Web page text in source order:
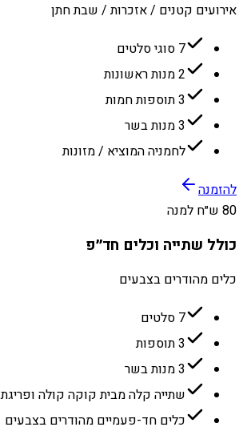
אירועים קטנים / אזכרות / שבת חתן
7 סוגי סלטים
2 מנות ראשונות
3 תוספות חמות
3 מנות בשר
לחמניה המוציא / מזונות
להזמנה
80 ש״ח למנה
כולל שתייה וכלים חד״פ
כלים מהודרים בצבעים
7 סלטים
3 תוספות
3 מנות בשר
שתייה קלה מבית קוקה קולה ופריגת
כלים חד-פעמיים מהודרים בצבעים